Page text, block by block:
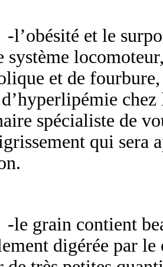
-l’obésité et le
système
et de
chez
spécialiste de
qui sera
contient
digérée par